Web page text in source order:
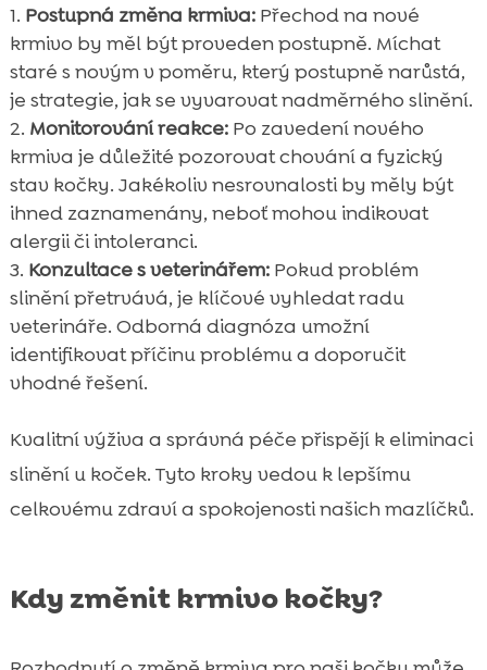
Postupná změna krmiva:Přechod na nové
krmivo by měl být proveden postupně. Míchat
staré s novým v poměru, který postupně narůstá,
je strategie, jak se vyvarovat nadměrného slinění.
Monitorování reakce:Po zavedení nového
krmiva je důležité pozorovat chování a fyzický
stav kočky. Jakékoliv nesrovnalosti by měly být
ihned zaznamenány, neboť mohou indikovat
alergii či intoleranci.
Konzultace s veterinářem:Pokud problém
slinění přetrvává, je klíčové vyhledat radu
veterináře. Odborná diagnóza umožní
identifikovat příčinu problému a doporučit
vhodné řešení.
Kvalitní výživa a správná péče přispějí k eliminaci
slinění u koček. Tyto kroky vedou k lepšímu
celkovému zdraví a spokojenosti našich mazlíčků.
Kdy změnit krmivo kočky?